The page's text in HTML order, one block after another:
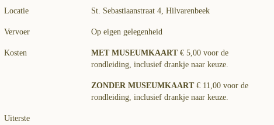
Locatie St. Sebastiaanstraat 4, Hilvarenbeek
Vervoer Op eigen gelegenheid
Kosten MET MUSEUMKAART€ 5,00 voor de
rondleiding, inclusief drankje naar keuze.
ZONDER MUSEUMKAART€ 11,00 voor de
rondleiding, inclusief drankje naar keuze.
Uiterste